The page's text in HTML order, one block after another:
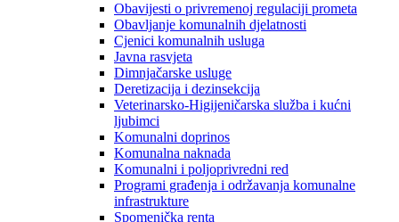
Obavijesti o privremenoj regulaciji prometa
Obavljanje komunalnih djelatnosti
Cjenici komunalnih usluga
Javna rasvjeta
Dimnjačarske usluge
Deretizacija i dezinsekcija
Veterinarsko-Higijeničarska služba i kućni
ljubimci
Komunalni doprinos
Komunalna naknada
Komunalni i poljoprivredni red
Programi građenja i održavanja komunalne
infrastrukture
Spomenička renta